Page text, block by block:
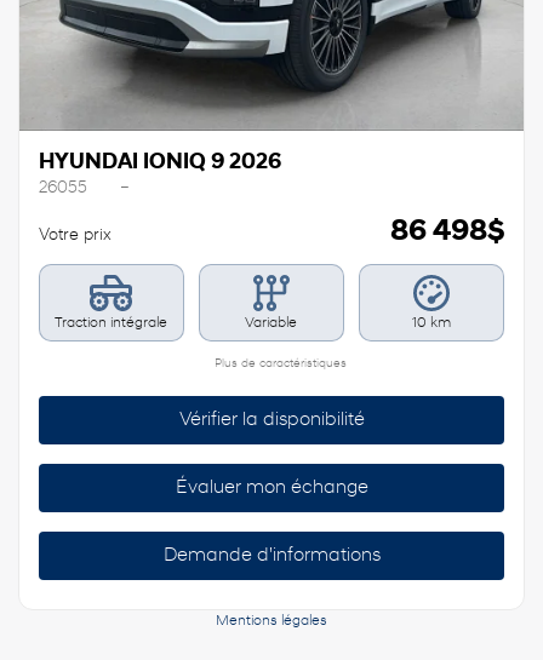
HYUNDAI IONIQ 9 2026
26055 –
Votre prix 86 498$
Traction intégrale Variable 10 km
Plus de caractéristiques
Vérifier la disponibilité
Évaluer mon échange
Demande d'informations
Mentions légales